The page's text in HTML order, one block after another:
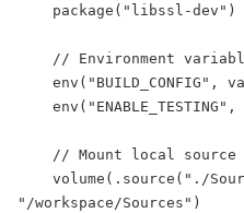
"/workspace/Sources")